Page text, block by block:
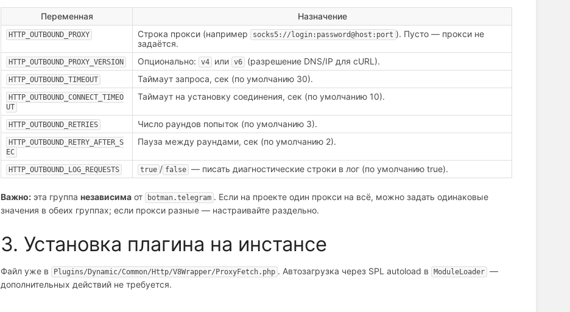
Переменная Назначение
HTTP_OUTBOUND_PROXY Строка прокси (например socks5://login:password@host:port ). Пусто — прокси не
задаётся.
HTTP_OUTBOUND_PROXY_VERSION Опционально: v4 или v6 (разрешение DNS/IP для cURL).
HTTP_OUTBOUND_TIMEOUT Таймаут запроса, сек (по умолчанию 30).
HTTP_OUTBOUND_CONNECT_TIMEO
UT
Таймаут на установку соединения, сек (по умолчанию 10).
HTTP_OUTBOUND_RETRIES Число раундов попыток (по умолчанию 3).
HTTP_OUTBOUND_RETRY_AFTER_S
EC
Пауза между раундами, сек (по умолчанию 2).
HTTP_OUTBOUND_LOG_REQUESTS true / false — писать диагностические строки в лог (по умолчанию true).
Важно: эта группа независима от botman.telegram . Если на проекте один прокси на всё, можно задать одинаковые
значения в обеих группах; если прокси разные — настраивайте раздельно.
3. Установка плагина на инстансе
Файл уже в Plugins/Dynamic/Common/Http/V8Wrapper/ProxyFetch.php . Автозагрузка через SPL autoload в ModuleLoader —
дополнительных действий не требуется.